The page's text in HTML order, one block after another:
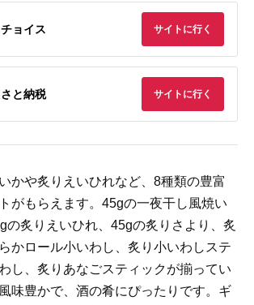
ョイス サイトに行く
と納税 サイトに行く
かや炙りえいひれなど、8種類の豊富
がもらえます。45gの一夜干し風焼い
の炙りえいひれ、45gの炙りさより、炙
かロール小いわし、炙り小いわしステ
し、炙りあなごスティックが揃ってい
味豊かで、酒の肴にぴったりです。ギ